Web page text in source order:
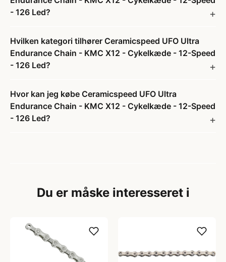
- 126 Led?
Hvilken kategori tilhører Ceramicspeed UFO Ultra
Endurance Chain - KMC X12 - Cykelkæde - 12-Speed
- 126 Led?
Hvor kan jeg købe Ceramicspeed UFO Ultra
Endurance Chain - KMC X12 - Cykelkæde - 12-Speed
- 126 Led?
Du er måske interesseret i